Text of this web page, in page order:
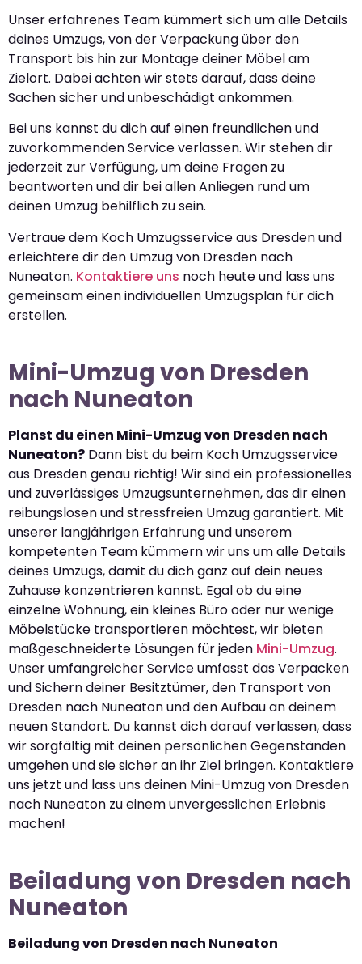
Unser erfahrenes Team kümmert sich um alle Details
deines Umzugs, von der Verpackung über den
Transport bis hin zur Montage deiner Möbel am
Zielort. Dabei achten wir stets darauf, dass deine
Sachen sicher und unbeschädigt ankommen.
Bei uns kannst du dich auf einen freundlichen und
zuvorkommenden Service verlassen. Wir stehen dir
jederzeit zur Verfügung, um deine Fragen zu
beantworten und dir bei allen Anliegen rund um
deinen Umzug behilflich zu sein.
Vertraue dem Koch Umzugsservice aus Dresden und
erleichtere dir den Umzug von Dresden nach
Nuneaton. Kontaktiere uns noch heute und lass uns
gemeinsam einen individuellen Umzugsplan für dich
erstellen.
Mini-Umzug von Dresden
nach Nuneaton
Planst du einen Mini-Umzug von Dresden nach
Nuneaton? Dann bist du beim Koch Umzugsservice
aus Dresden genau richtig! Wir sind ein professionelles
und zuverlässiges Umzugsunternehmen, das dir einen
reibungslosen und stressfreien Umzug garantiert. Mit
unserer langjährigen Erfahrung und unserem
kompetenten Team kümmern wir uns um alle Details
deines Umzugs, damit du dich ganz auf dein neues
Zuhause konzentrieren kannst. Egal ob du eine
einzelne Wohnung, ein kleines Büro oder nur wenige
Möbelstücke transportieren möchtest, wir bieten
maßgeschneiderte Lösungen für jeden Mini-Umzug.
Unser umfangreicher Service umfasst das Verpacken
und Sichern deiner Besitztümer, den Transport von
Dresden nach Nuneaton und den Aufbau an deinem
neuen Standort. Du kannst dich darauf verlassen, dass
wir sorgfältig mit deinen persönlichen Gegenständen
umgehen und sie sicher an ihr Ziel bringen. Kontaktiere
uns jetzt und lass uns deinen Mini-Umzug von Dresden
nach Nuneaton zu einem unvergesslichen Erlebnis
machen!
Beiladung von Dresden nach
Nuneaton
Beiladung von Dresden nach Nuneaton